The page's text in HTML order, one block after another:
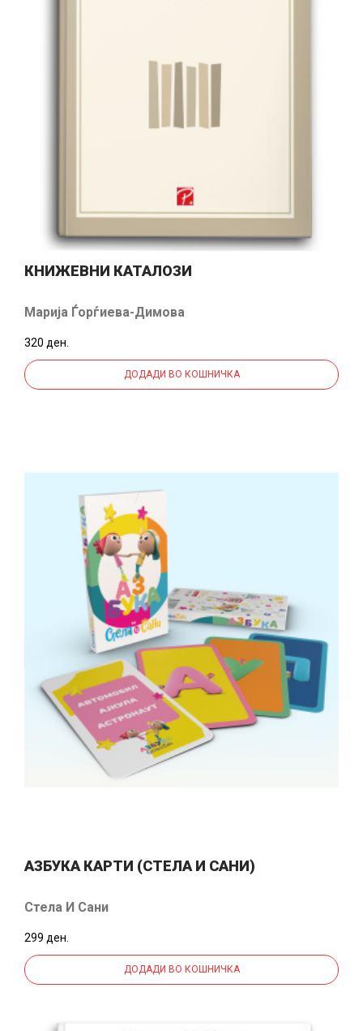
КНИЖЕВНИ КАТАЛОЗИ
Марија Ѓорѓиева-Димова
320 ден.
ДОДАДИ ВО КОШНИЧКА
АЗБУКА КАРТИ (СТЕЛА И САНИ)
Стела И Сани
299 ден.
ДОДАДИ ВО КОШНИЧКА